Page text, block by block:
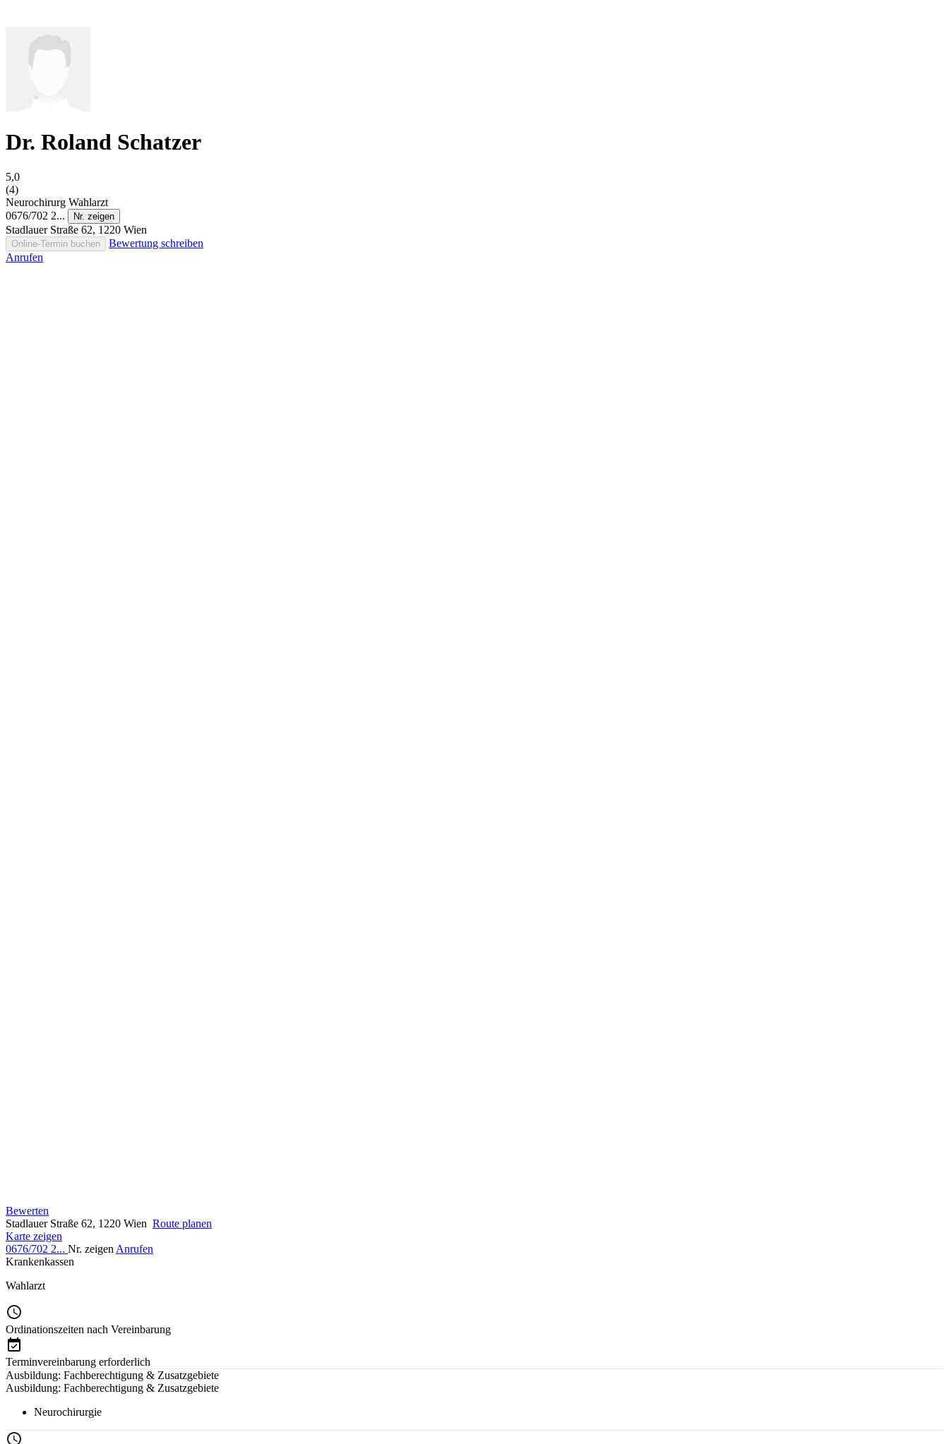
Dr. Roland Schatzer
5,0
(4)
Neurochirurg Wahlarzt
0676/702 2...
Nr. zeigen
Stadlauer Straße 62, 1220 Wien
Online-Termin buchen
Bewertung schreiben
Anrufen
Bewerten
Stadlauer Straße 62, 1220 Wien Route planen
Karte zeigen
0676/702 2... Nr. zeigen Anrufen
Krankenkassen
Wahlarzt
Ordinationszeiten nach Vereinbarung
Terminvereinbarung erforderlich
Ausbildung: Fachberechtigung & Zusatzgebiete
Ausbildung: Fachberechtigung & Zusatzgebiete
Neurochirurgie